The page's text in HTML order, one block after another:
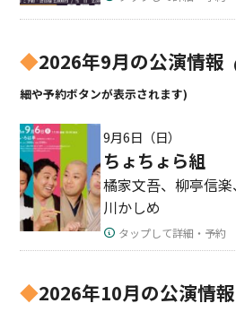
◆2026年9月の公演情報
細や予約ボタンが表示されます)
9月6日（日）
ちょちょら組
橘家文吾、柳亭信
川かしめ
タップして詳細・予約
◆2026年10月の公演情報